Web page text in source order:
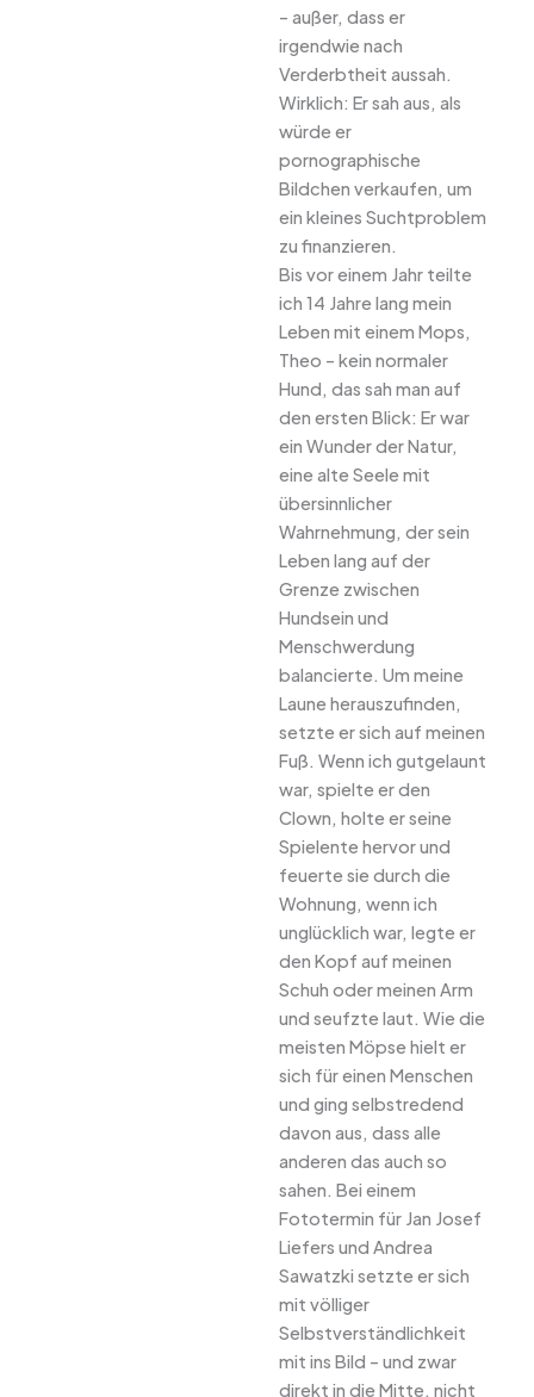
– außer, dass er
irgendwie nach
Verderbtheit aussah.
Wirklich: Er sah aus, als
würde er
pornographische
Bildchen verkaufen, um
ein kleines Suchtproblem
zu finanzieren.
Bis vor einem Jahr teilte
ich 14 Jahre lang mein
Leben mit einem Mops,
Theo – kein normaler
Hund, das sah man auf
den ersten Blick: Er war
ein Wunder der Natur,
eine alte Seele mit
übersinnlicher
Wahrnehmung, der sein
Leben lang auf der
Grenze zwischen
Hundsein und
Menschwerdung
balancierte. Um meine
Laune herauszufinden,
setzte er sich auf meinen
Fuß. Wenn ich gutgelaunt
war, spielte er den
Clown, holte er seine
Spielente hervor und
feuerte sie durch die
Wohnung, wenn ich
unglücklich war, legte er
den Kopf auf meinen
Schuh oder meinen Arm
und seufzte laut. Wie die
meisten Möpse hielt er
sich für einen Menschen
und ging selbstredend
davon aus, dass alle
anderen das auch so
sahen. Bei einem
Fototermin für Jan Josef
Liefers und Andrea
Sawatzki setzte er sich
mit völliger
Selbstverständlichkeit
mit ins Bild – und zwar
direkt in die Mitte, nicht